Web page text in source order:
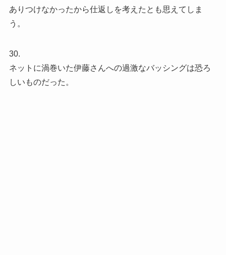
ありつけなかったから仕返しを考えたとも思えてしま
う。
30.
ネットに渦巻いた伊藤さんへの過激なバッシングは恐ろ
しいものだった。